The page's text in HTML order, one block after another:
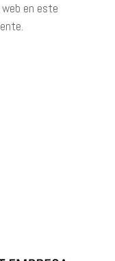
en este